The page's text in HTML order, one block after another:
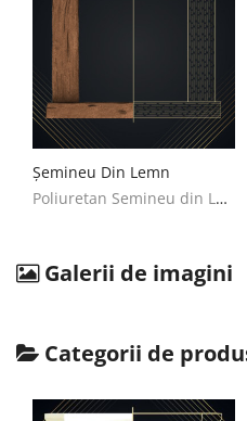
Șemineu Din Lemn
Poliuretan Semineu din Lemn Decoratiuni Casa
Galerii de imagini
Categorii de